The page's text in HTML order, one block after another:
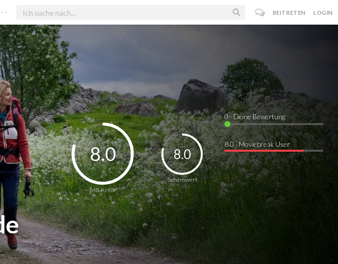
. BEITRETEN LOGIN
MB-Kritik
8.0
Sehenswert
8.0
0 · Deine Bewertung
8.0 · Moviebreak User